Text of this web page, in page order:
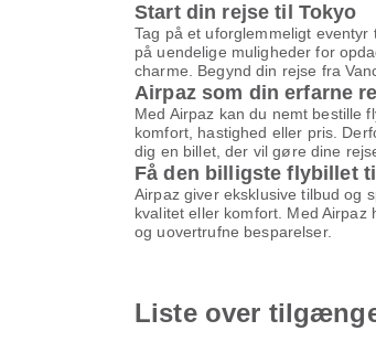
Start din rejse til Tokyo
Tag på et uforglemmeligt
på uendelige muligheder for
charme. Begynd din rejse fra
Airpaz som din erfarne
Med Airpaz kan du nemt bestille
komfort, hastighed eller pris.
dig en billet, der vil gøre dine
Få den billigste flybillet
Airpaz giver eksklusive tilbud og
kvalitet eller komfort. Med
og uovertrufne besparelser.
Liste over